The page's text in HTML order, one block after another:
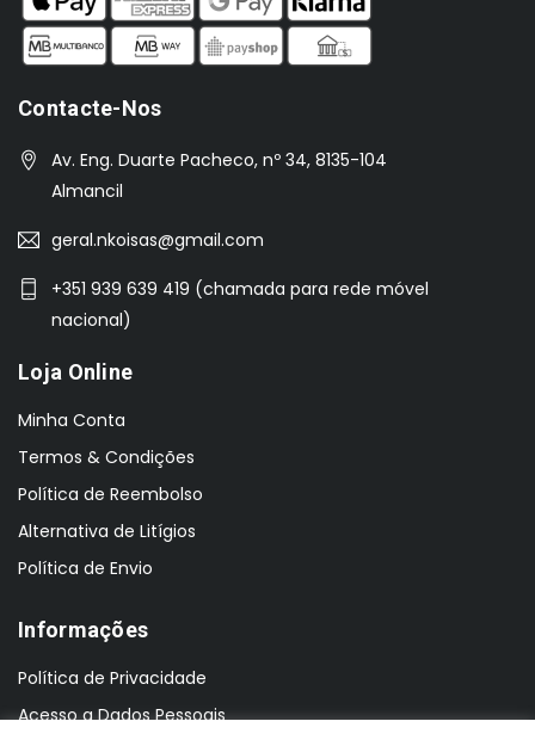
Contacte-Nos
Av. Eng. Duarte Pacheco, nº 34, 8135-104
Almancil
geral.nkoisas@gmail.com
+351 939 639 419 (chamada para rede móvel
nacional)
Loja Online
Minha Conta
Termos & Condições
Política de Reembolso
Alternativa de Litígios
Política de Envio
Informações
Política de Privacidade
Acesso a Dados Pessoais